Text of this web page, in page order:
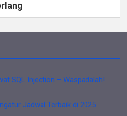
SQL Injection – Waspadalah!
Jadwal Terbaik di 2025